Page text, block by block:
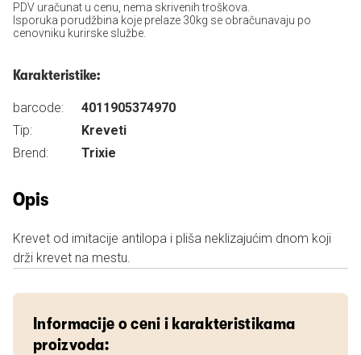
PDV uračunat u cenu, nema skrivenih troškova.
Isporuka porudžbina koje prelaze 30kg se obračunavaju po
cenovniku kurirske službe.
Karakteristike:
barcode:
4011905374970
Tip:
Kreveti
Brend:
Trixie
Opis
Krevet od imitacije antilopa i pliša neklizajućim dnom koji
drži krevet na mestu.
Informacije o ceni i karakteristikama
proizvoda: